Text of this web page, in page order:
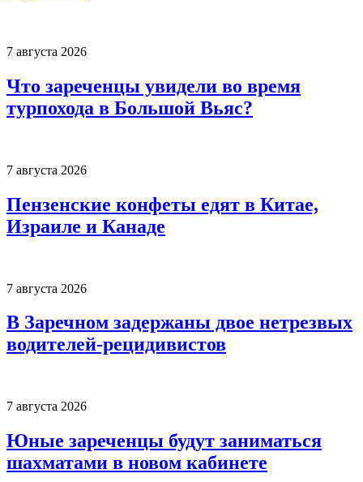
7 августа 2026
Что зареченцы увидели во время
турпохода в Большой Вьяс?
7 августа 2026
Пензенские конфеты едят в Китае,
Израиле и Канаде
7 августа 2026
В Заречном задержаны двое нетрезвых
водителей-рецидивистов
7 августа 2026
Юные зареченцы будут заниматься
шахматами в новом кабинете